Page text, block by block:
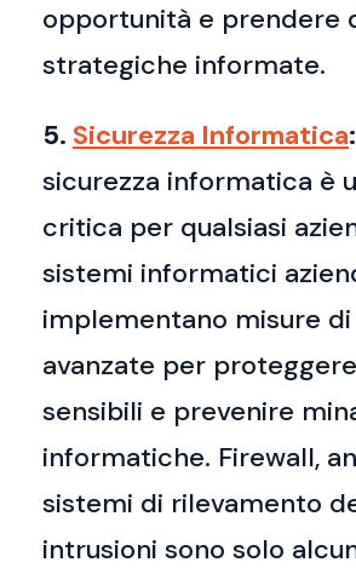
opportunità e prendere
strategiche informate.
5. Sicurezza Informatica:
sicurezza informatica è
critica per qualsiasi
sistemi informatici
implementano misure di
avanzate per
sensibili e prevenire
informatiche. Firewall,
sistemi di rilevamento
intrusioni sono solo